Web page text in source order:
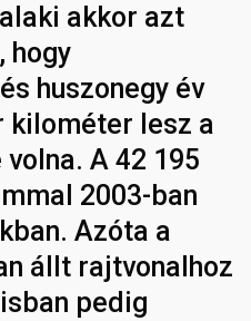
akkor azt
hogy
huszonegy év
kilométer lesz a
A 42 195
2003-ban
Azóta a
állt rajtvonalhoz
pedig